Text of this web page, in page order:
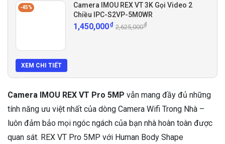
-45%
Camera IMOU REX VT 3K Gọi Video 2
Chiều IPC-S2VP-5M0WR
1,450,000₫ 2,625,000₫
XEM CHI TIẾT
Camera IMOU REX VT Pro 5MP vẫn mang đầy đủ những
tính năng ưu việt nhất của dòng Camera Wifi Trong Nhà –
luôn đảm bảo mọi ngóc ngách của bạn nhà hoàn toàn được
quan sát. REX VT Pro 5MP với Human Body Shape